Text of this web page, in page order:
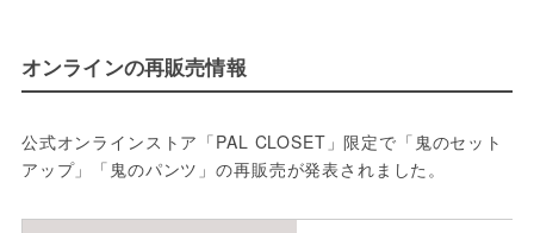
オンラインの再販売情報
公式オンラインストア「PAL CLOSET」限定で「鬼のセット
アップ」「鬼のパンツ」の再販売が発表されました。